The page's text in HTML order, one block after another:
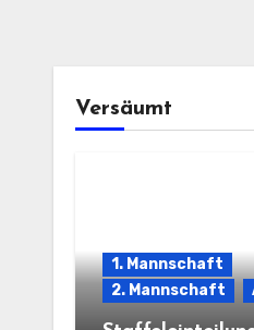
Versäumt
1. Mannschaft
2. Mannschaft